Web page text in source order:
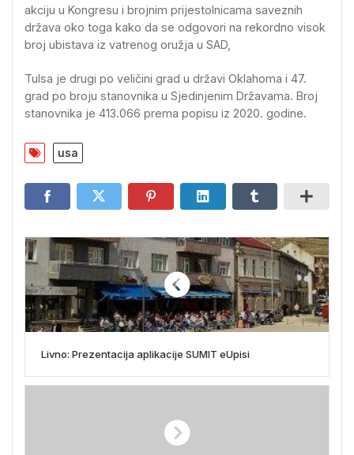
akciju u Kongresu i brojnim prijestolnicama saveznih
država oko toga kako da se odgovori na rekordno visok
broj ubistava iz vatrenog oružja u SAD,
Tulsa je drugi po veličini grad u državi Oklahoma i 47.
grad po broju stanovnika u Sjedinjenim Državama. Broj
stanovnika je 413.066 prema popisu iz 2020. godine.
usa
Livno: Prezentacija aplikacije SUMIT eUpisi